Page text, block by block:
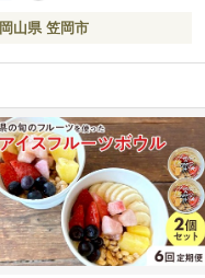
岡山県 笠岡市